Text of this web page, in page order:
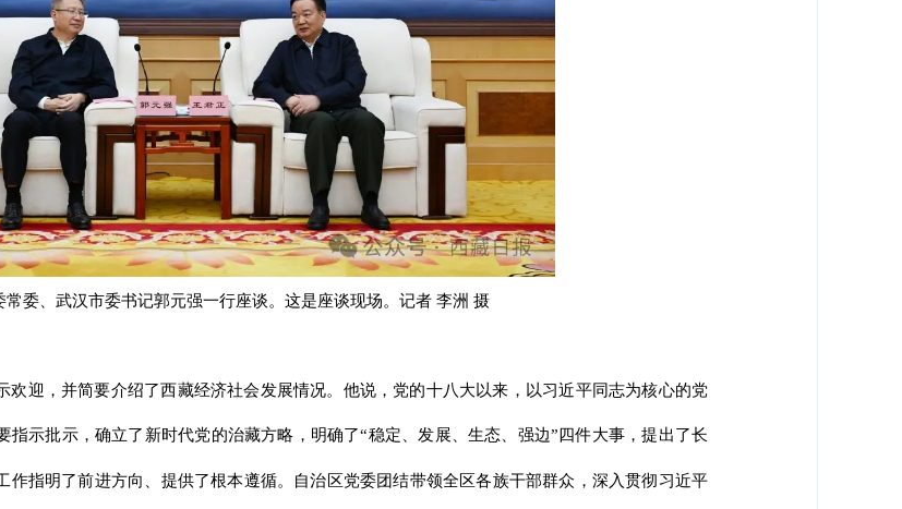
委、武汉市委书记郭元强一行座谈。这是座谈现场。记者 李洲 摄
欢迎，并简要介绍了西藏经济社会发展情况。他说，党的十八大以来，以习近平同志为核心的党
示批示，确立了新时代党的治藏方略，明确了“稳定、发展、生态、强边”四件大事，提出了长
指明了前进方向、提供了根本遵循。自治区党委团结带领全区各族干部群众，深入贯彻习近平